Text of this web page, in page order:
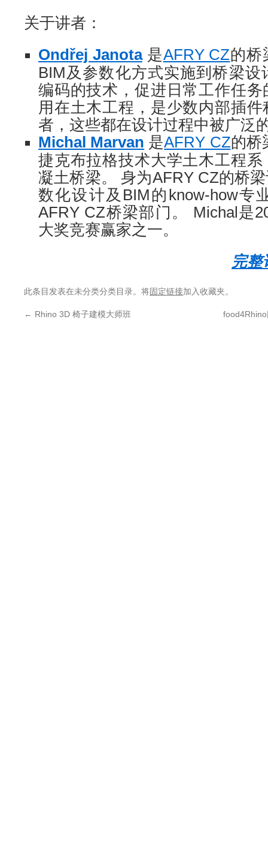
关于讲者：
Ondřej Janota是AFRY CZ的桥
BIM及参数化方式实施到桥梁
编码的技术，促进日常工作任
用在土木工程，是少数内部插
者，这些都在设计过程中被广泛
Michal Marvan 是AFRY CZ的桥
捷克布拉格技术大学土木工程
凝土桥梁。 身为AFRY CZ的桥
数化设计及BIM的know-how专
AFRY CZ桥梁部门。 Michal是
大奖竞赛赢家之一。
完
此条目发表在未分类分类目录。将固定链接加入收藏夹。
← Rhino 3D 椅子建模大师班